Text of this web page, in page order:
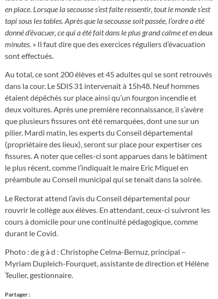
en place. Lorsque la secousse s’est faite ressentir, tout le monde s’est
tapi sous les tables. Après que la secousse soit passée, l’ordre a été
donné d’évacuer, ce qui a été fait dans le plus grand calme et en deux
minutes . » Il faut dire que des exercices réguliers d’évacuation
sont effectués.
Au total, ce sont 200 élèves et 45 adultes qui se sont retrouvés
dans la cour. Le SDIS 31 intervenait à 15h48. Neuf hommes
étaient dépêchés sur place ainsi qu’un fourgon incendie et
deux voitures. Après une première reconnaissance, il s’avère
que plusieurs fissures ont été remarquées, dont une sur un
pilier. Mardi matin, les experts du Conseil départemental
(propriétaire des lieux), seront sur place pour expertiser ces
fissures. A noter que celles-ci sont apparues dans le bâtiment
le plus récent, comme l’indiquait le maire Eric Miquel en
préambule au Conseil municipal qui se tenait dans la soirée.
Le Rectorat attend l’avis du Conseil départemental pour
rouvrir le collège aux élèves. En attendant, ceux-ci suivront les
cours à domicile pour une continuité pédagogique, comme
durant le Covid.
Photo : de g à d : Christophe Celma-Bernuz, principal –
Myriam Dupleich-Fourquet, assistante de direction et Hélène
Teulier, gestionnaire.
Partager :